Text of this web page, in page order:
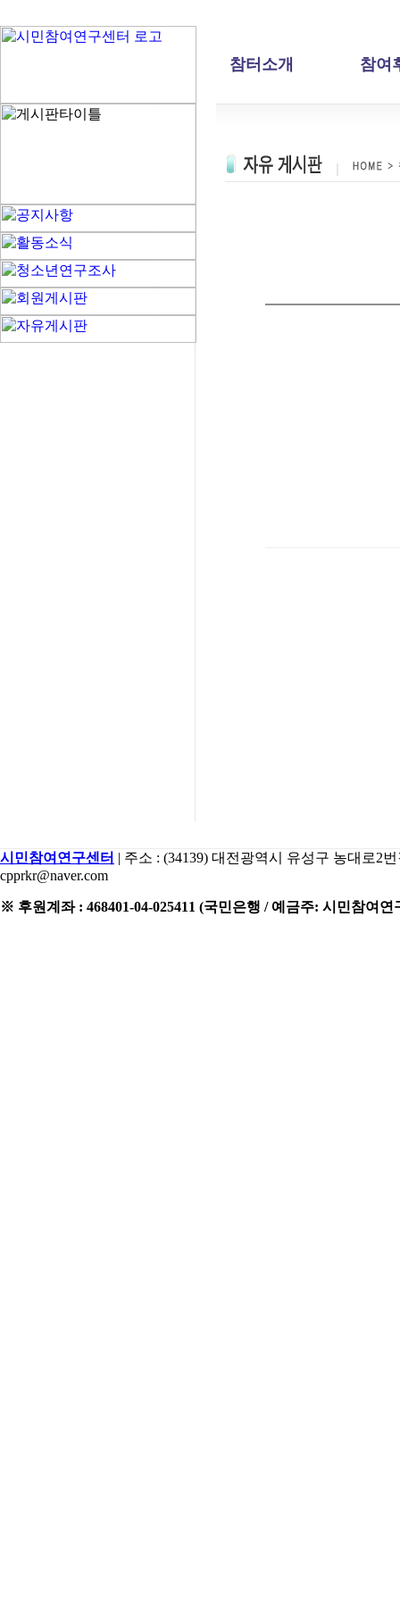
참터소개 참여
시민참여연구센터 | 주소 : (34139) 대전광역시 유성구 농대로2번
cpprkr@naver.com
※ 후원계좌 : 468401-04-025411 (국민은행 / 예금주: 시민참여연